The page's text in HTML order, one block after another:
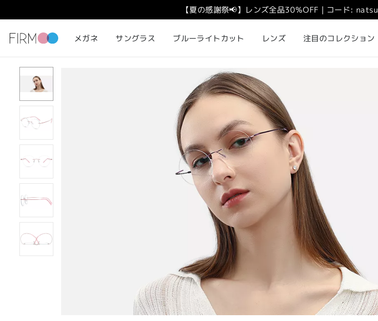
【夏の感謝祭📢】 レンズ全品30％OFF｜コード: natsu
メガネ サングラス ブルーライトカット レンズ 注目のコレクション